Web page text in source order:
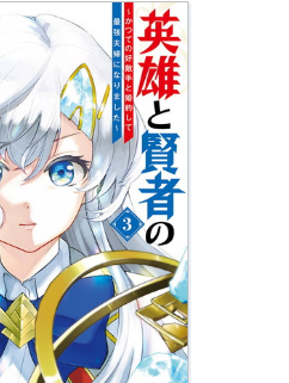
採用情報
索